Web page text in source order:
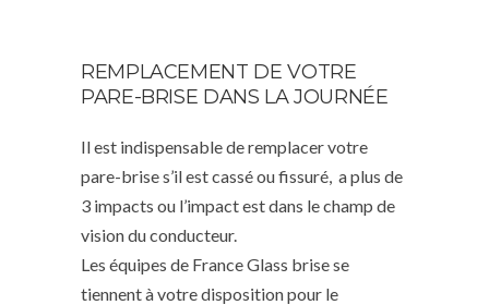
REMPLACEMENT DE VOTRE
PARE-BRISE DANS LA JOURNÉE
Il est indispensable de remplacer votre
pare-brise s’il est cassé ou fissuré, a plus de
3 impacts ou l’impact est dans le champ de
vision du conducteur.
Les équipes de France Glass brise se
tiennent à votre disposition pour le